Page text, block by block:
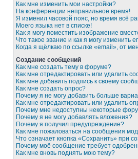
Как мне изменить мои настройки?
На конференции неправильное время!
Я изменил часовой пояс, но время всё
Моего языка нет в списке!
Как я могу поместить изображение
Что такое звание и как я могу изменить
Когда я щёлкаю по ссылке «email», от
Создание сообщений
Как мне создать тему в форуме?
Как мне отредактировать или удалить
Как мне добавить подпись к своему
Как мне создать опрос?
Почему я не могу добавить больше
Как мне отредактировать или удалить
Почему мне недоступны некоторые
Почему я не могу добавлять вложения?
Почему я получил предупреждение?
Как мне пожаловаться на сообщения
Что означает кнопка «Сохранить» при
Почему моё сообщение требует
Как мне вновь поднять мою тему?